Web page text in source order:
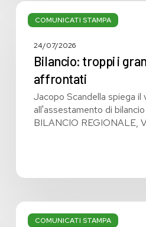
COMUNICATI STAMPA
Bilancio:
troppi
grandi
affrontati
24/07/2026
Bilancio: troppi i
affrontati
Jacopo Scandella spiega
all'assestamento di
BILANCIO REGIONALE,
COMUNICATI STAMPA
Bilancio
regionale: